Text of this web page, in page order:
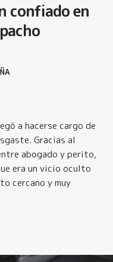
confiado en
a hacerse cargo de
Gracias al
abogado y perito,
era un vicio oculto
cercano y muy